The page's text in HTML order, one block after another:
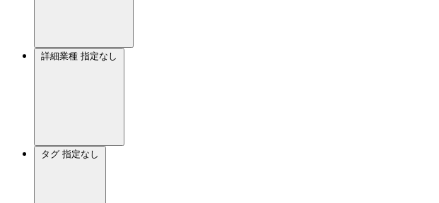
詳細業種 指定なし
タグ 指定なし